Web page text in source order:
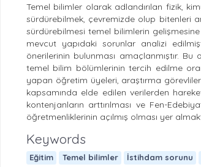
Temel bilimler olarak adlandırılan fizik,
sürdürebilmek, çevremizde olup bitenleri
sürdürebilmesi temel bilimlerin
mevcut yapıdaki sorunlar analizi
önerilerinin bulunması amaçlanmıştır.
temel bilim bölümlerinin tercih edilme
yapan öğretim üyeleri, araştırma
kapsamında elde edilen verilerden
kontenjanların arttırılması ve Fen-
öğretmenliklerinin açılmış olması yer
Keywords
Eğitim Temel bilimler İstihdam sorunu